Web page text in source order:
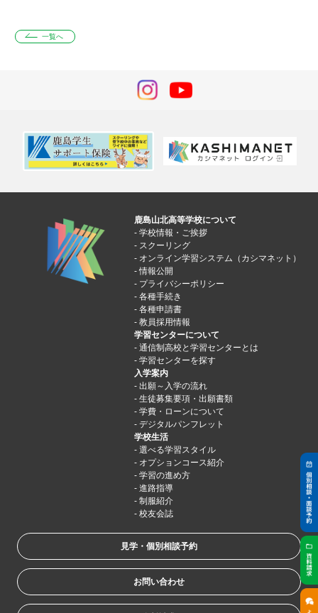
一覧へ
鹿島山北高等学校について
学校情報・ご挨拶
スクーリング
オンライン学習システム（カシマネット）
情報公開
プライバシーポリシー
各種手続き
各種申請書
教員採用情報
学習センターについて
通信制高校と学習センターとは
学習センターを探す
入学案内
出願～入学の流れ
生徒募集要項・出願書類
学費・ローンについて
デジタルパンフレット
学校生活
選べる学習スタイル
オプションコース紹介
学習の進め方
進路指導
制服紹介
校友会誌
見学・個別相談予約
お問い合わせ